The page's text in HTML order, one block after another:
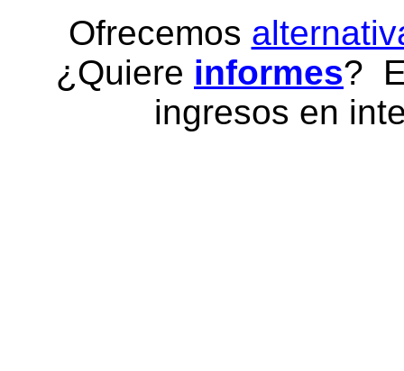
Ofrecemos
¿Quiere informes?
ingresos en